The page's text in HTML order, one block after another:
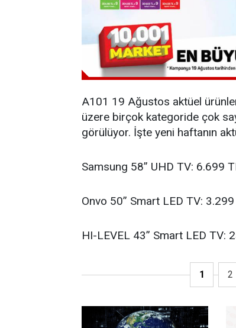
A101 19 Ağustos aktüel
üzere birçok kategoride çok
görülüyor. İşte yeni haftanın
Samsung 58” UHD TV: 6.699
Onvo 50” Smart LED TV:
HI-LEVEL 43” Smart LED TV:
1 2